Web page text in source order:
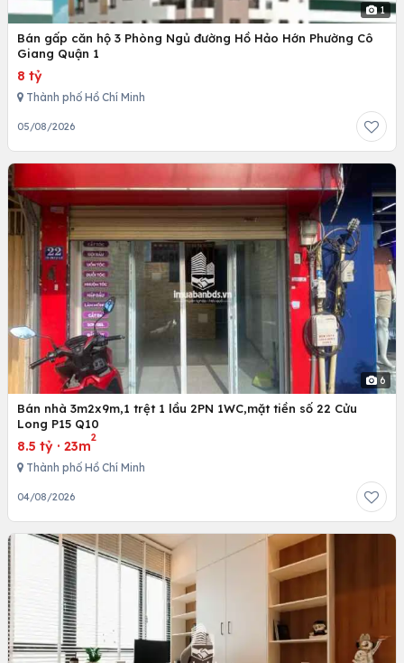
1
Bán gấp căn hộ 3 Phòng Ngủ đường Hồ Hảo Hớn Phường Cô
Giang Quận 1
8 tỷ
Thành phố Hồ Chí Minh
05/08/2026
6
Bán nhà 3m2x9m,1 trệt 1 lầu 2PN 1WC,mặt tiền số 22 Cửu
Long P15 Q10
8.5 tỷ · 23m
2
Thành phố Hồ Chí Minh
04/08/2026